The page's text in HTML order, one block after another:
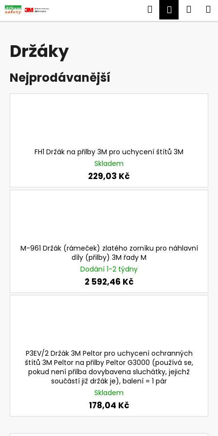
Přejít
na
obsah
Hledat
Držáky
Nejprodávanější
FH1 Držák na přilby 3M pro uchycení štítů 3M
Skladem
229,03 Kč
M-961 Držák (rámeček) zlatého zorníku pro náhlavní
díly (přilby) 3M řady M
Dodání 1-2 týdny
2 592,46 Kč
P3EV/2 Držák 3M Peltor pro uchycení ochranných
štítů 3M Peltor na přilby Peltor G3000 (používá se,
pokud není přilba dovybavena sluchátky, jejichž
součástí již držák je), balení = 1 pár
Skladem
178,04 Kč
K
o Zpět
Zpět
C
p
o
t
r